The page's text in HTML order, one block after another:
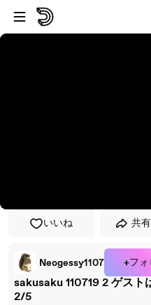
プレイヤーにスキップ
メインコンテンツにスキップ
いいね 共
Neogessy1107 +フォ
sakusaku 110719 2 ゲス
2/5